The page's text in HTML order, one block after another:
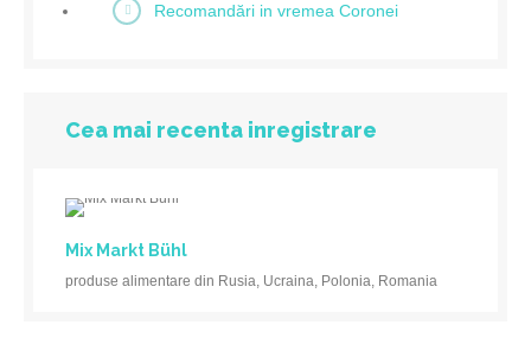
Recomandări in vremea Coronei
Cea mai recenta inregistrare
Mix Markt Bühl
produse alimentare din Rusia, Ucraina, Polonia, Romania